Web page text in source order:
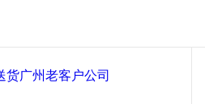
货广州老客户公司